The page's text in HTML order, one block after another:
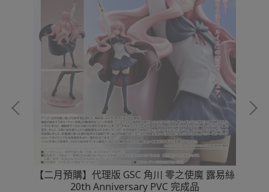
【二月預購】代理版 GSC 角川 零之使魔 露易絲
20th Anniversary PVC 完成品